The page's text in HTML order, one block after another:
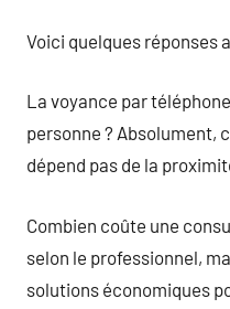
Voici quelques réponses
La voyance par
personne ? Absolument,
dépend pas de la
Combien coûte une
selon le professionnel,
solutions économiques